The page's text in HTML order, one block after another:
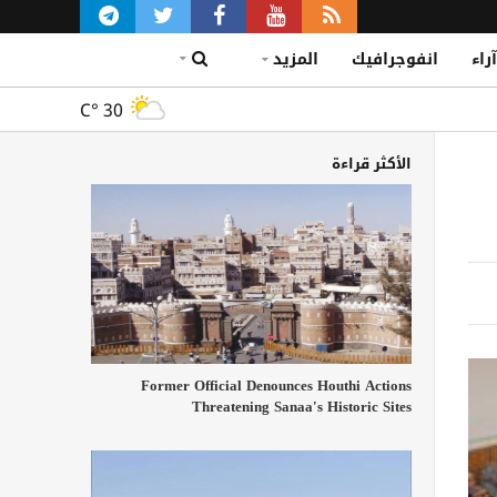
آراء انفوجرافيك المزيد
C° 30
الأكثر قراءة
Former Official Denounces Houthi Actions
Threatening Sanaa's Historic Sites